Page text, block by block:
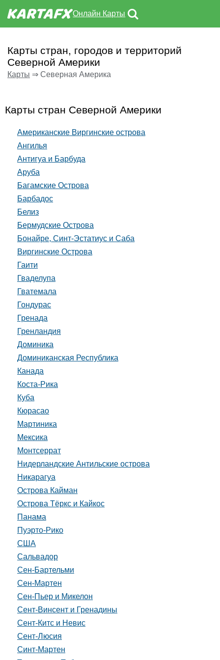
Онлайн Карты
Карты стран, городов и территорий
Северной Америки
Карты ⇒ Северная Америка
Карты стран Северной Америки
Американские Виргинские острова
Ангилья
Антигуа и Барбуда
Аруба
Багамские Острова
Барбадос
Белиз
Бермудские Острова
Бонайре, Синт-Эстатиус и Саба
Виргинские Острова
Гаити
Гваделупа
Гватемала
Гондурас
Гренада
Гренландия
Доминика
Доминиканская Республика
Канада
Коста-Рика
Куба
Кюрасао
Мартиника
Мексика
Монтсеррат
Нидерландские Антильские острова
Никарагуа
Острова Кайман
Острова Тёркс и Кайкос
Панама
Пуэрто-Рико
США
Сальвадор
Сен-Бартельми
Сен-Мартен
Сен-Пьер и Микелон
Сент-Винсент и Гренадины
Сент-Китс и Невис
Сент-Люсия
Синт-Мартен